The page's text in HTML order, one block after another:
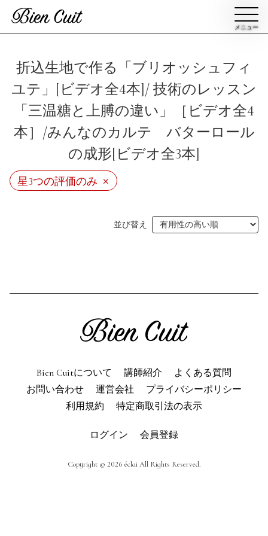
メニュー
ログイン
パン一覧
ビアンキュイカルテ
Bien Cuitについて
お問い合わせ
公開収録レッスン
パン屋になった人達
折込生地で作る「ブリオッシュフィ
ユテ」[ビデオ全4本]/ 技術のレッスン
「三温糖と上膊の違い」［ビデオ全4
本］/みんなのカルテ バターロール
の成形[ビデオ全3本]
星3つの評価のみ ×
並び替え
Bien Cuitについて 講師紹介
よくある質問
お問い合わせ
運営会社
プライバシーポリシー
利用規約
特定商取引法の表示
ログイン 会員登録
Copyright © 2026 éclai All Rights Reserved.